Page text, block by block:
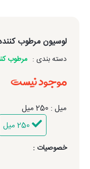
لوسیون مرطوب
دسته بندی : مرطوب
موجود نیست
میل : 250 میل
250 میل
خصوصیات :